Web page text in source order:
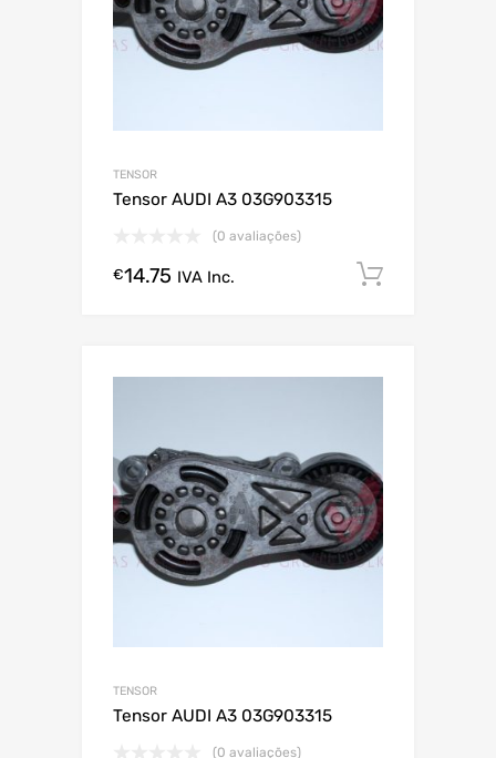
TENSOR
Tensor AUDI A3 03G903315
(0 avaliações)
€14.75 IVA Inc.
TENSOR
Tensor AUDI A3 03G903315
(0 avaliações)